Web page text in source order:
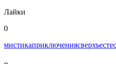
Лайки
0
мистикаприключения